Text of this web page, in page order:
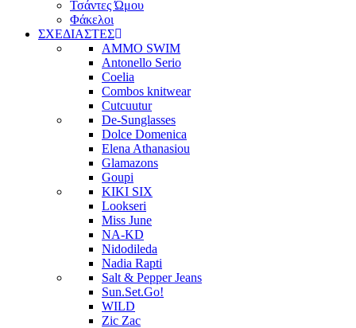
Τσάντες Ώμου
Φάκελοι
ΣΧΕΔΙΑΣΤΕΣ
AMMO SWIM
Antonello Serio
Coelia
Combos knitwear
Cutcuutur
De-Sunglasses
Dolce Domenica
Elena Athanasiou
Glamazons
Goupi
KIKI SIX
Lookseri
Miss June
NA-KD
Nidodileda
Nadia Rapti
Salt & Pepper Jeans
Sun.Set.Go!
WILD
Zic Zac